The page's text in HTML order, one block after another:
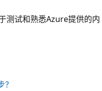
测试和熟悉Azure提供的内